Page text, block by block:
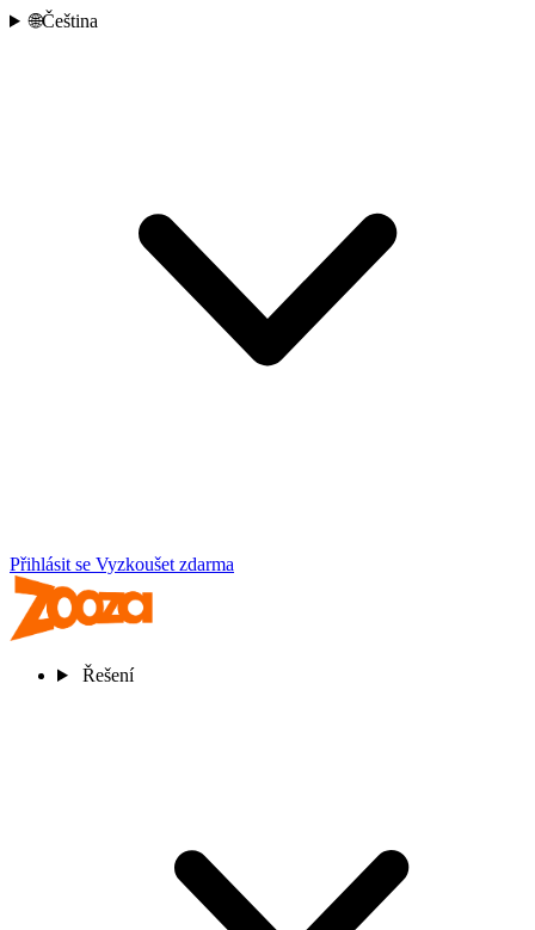
🌐Čeština
Přihlásit se Vyzkoušet zdarma
Řešení